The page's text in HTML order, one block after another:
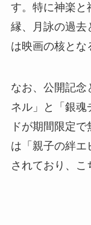
す。特に神楽と
縁、月詠の過去
は映画の核とな
なお、公開記念
ネル」と「銀魂
ドが期間限定
は「親子の絆エ
されており、こ